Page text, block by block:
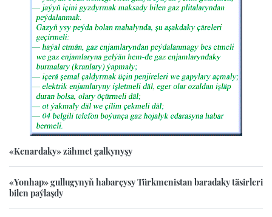
«Kenardaky» zähmet galkynyşy
«Yonhap» gullugynyň habarçysy Türkmenistan baradaky täsirleri
bilen paýlaşdy